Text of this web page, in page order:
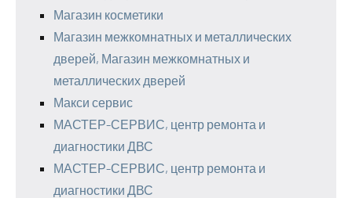
Магазин косметики
Магазин межкомнатных и металлических
дверей, Магазин межкомнатных и
металлических дверей
Макси сервис
МАСТЕР-СЕРВИС, центр ремонта и
диагностики ДВС
МАСТЕР-СЕРВИС, центр ремонта и
диагностики ДВС